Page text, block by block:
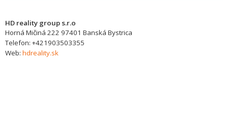
HD reality group s.r.o
Horná Mičiná 222 97401 Banská Bystrica
Telefon: +421903503355
Web: hdreality.sk